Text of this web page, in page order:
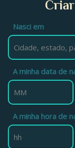
Criar
Nasci em
A minha data de
A minha hora de